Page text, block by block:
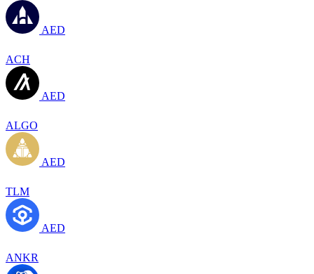
AED
ACH
AED
ALGO
AED
TLM
AED
ANKR